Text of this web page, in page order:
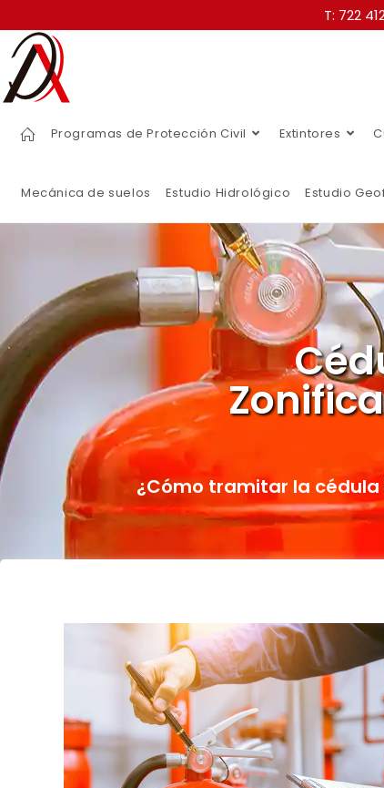
T: 722
Programas de Protección Civil Extintores
Mecánica de suelos Estudio Hidrológico Estudio
¿Cómo tramitar la cédula